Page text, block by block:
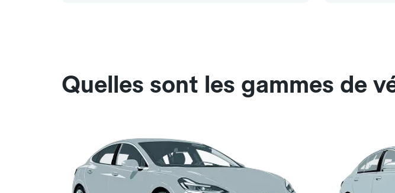
Quelles sont les gammes de